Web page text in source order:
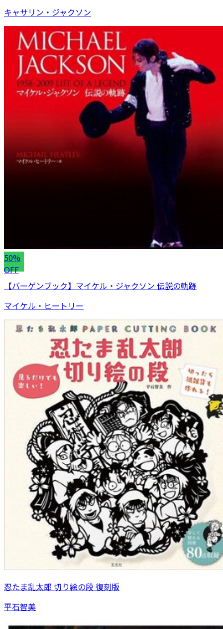
キャサリン・ジャクソン
50%
OFF
【バーゲンブック】マイケル・ジャクソン 伝説の軌跡
マイケル・ヒートリー
忍たま乱太郎 切り絵の段 復刻版
平石智美